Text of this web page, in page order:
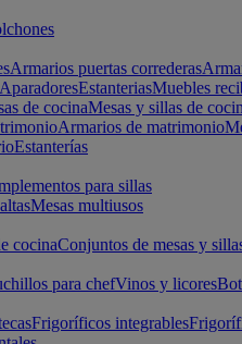
Armarios puertas correderas
AparadoresEstanteriasMuebles
de cocinaMesas y sillas de
Armarios de matrimonio
Estanterías
para sillas
Mesas multiusos
cocinaConjuntos de mesas y
para chefVinos y licores
Frigoríficos integrables